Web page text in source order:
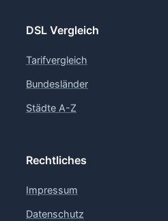
DSL Vergleich
Tarifvergleich
Bundesländer
Städte A-Z
Rechtliches
Impressum
Datenschutz